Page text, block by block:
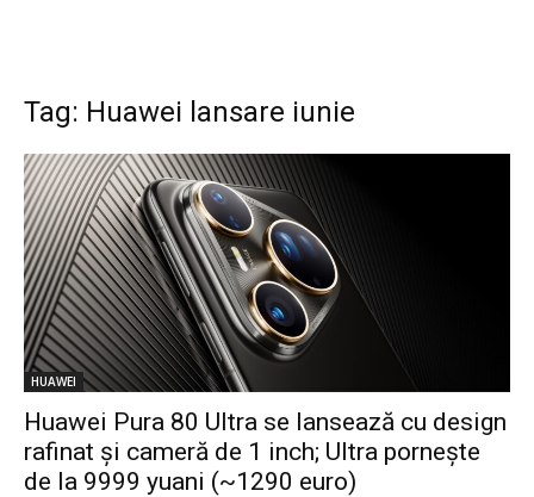
Tag: Huawei lansare iunie
HUAWEI
Huawei Pura 80 Ultra se lansează cu design
rafinat și cameră de 1 inch; Ultra pornește
de la 9999 yuani (~1290 euro)